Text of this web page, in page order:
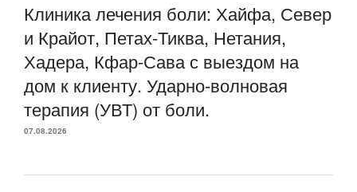
Клиника лечения боли: Хайфа, Север
и Крайот, Петах-Тиква, Нетания,
Хадера, Кфар-Сава с выездом на
дом к клиенту. Ударно-волновая
терапия (УВТ) от боли.
07.08.2026